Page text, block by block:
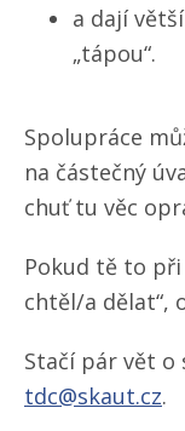
a dají
„tápou“.
Spolupráce
na částečný
chuť tu věc
Pokud tě to
chtěl/​a dělat“,
Stačí pár vět o
tdc@skaut.cz.